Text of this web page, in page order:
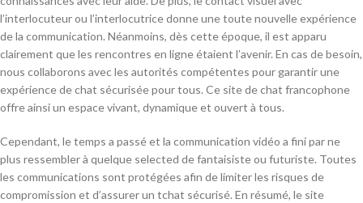
l’interlocuteur ou l’interlocutrice donne une toute nouvelle expérience
de la communication. Néanmoins, dès cette époque, il est apparu
clairement que les rencontres en ligne étaient l’avenir. En cas de besoin,
nous collaborons avec les autorités compétentes pour garantir une
expérience de chat sécurisée pour tous. Ce site de chat francophone
offre ainsi un espace vivant, dynamique et ouvert à tous.
Cependant, le temps a passé et la communication vidéo a fini par ne
plus ressembler à quelque selected de fantaisiste ou futuriste. Toutes
les communications sont protégées afin de limiter les risques de
compromission et d’assurer un tchat sécurisé. En résumé, le site